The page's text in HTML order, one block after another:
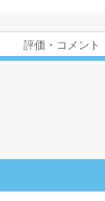
評価・コメント